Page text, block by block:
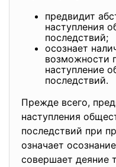
предвидит
наступления
последствий;
осознает
возможности
наступление
последствий.
Прежде всего,
наступления
последствий при
означает
совершает деяние